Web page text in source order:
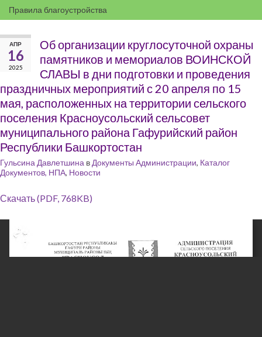
Правила благоустройства
АПР
16
2025
Об организации круглосуточной охраны
памятников и мемориалов ВОИНСКОЙ
СЛАВЫ в дни подготовки и проведения
праздничных мероприятий с 20 апреля по 15
мая, расположенных на территории сельского
поселения Красноусольский сельсовет
муниципального района Гафурийский район
Республики Башкортостан
Гульсина Давлетшина в Документы Администрации, Каталог
Документов, НПА, Новости
Скачать (PDF, 768KB)